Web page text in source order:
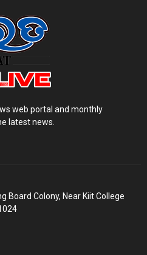
web portal and monthly
latest news.
Board Colony, Near Kiit College